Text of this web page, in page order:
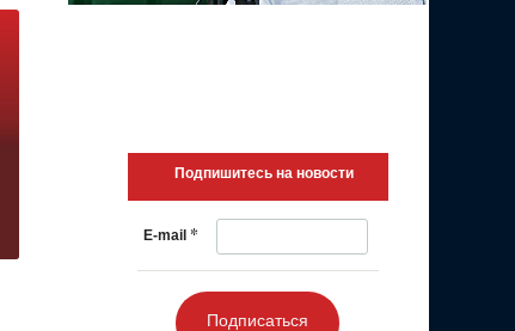
Подпишитесь на новости
E-mail *
Подписаться